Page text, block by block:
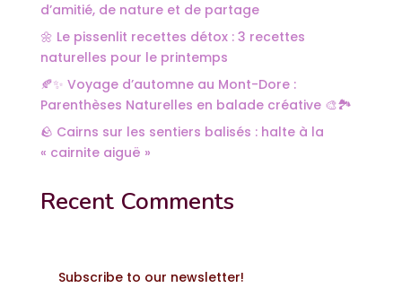
d’amitié, de nature et de partage
🌼 Le pissenlit recettes détox : 3 recettes
naturelles pour le printemps
🍂✨ Voyage d’automne au Mont-Dore :
Parenthèses Naturelles en balade créative 🎨🏞️
🪨 Cairns sur les sentiers balisés : halte à la
« cairnite aiguë »
Recent Comments
Subscribe to our newsletter!